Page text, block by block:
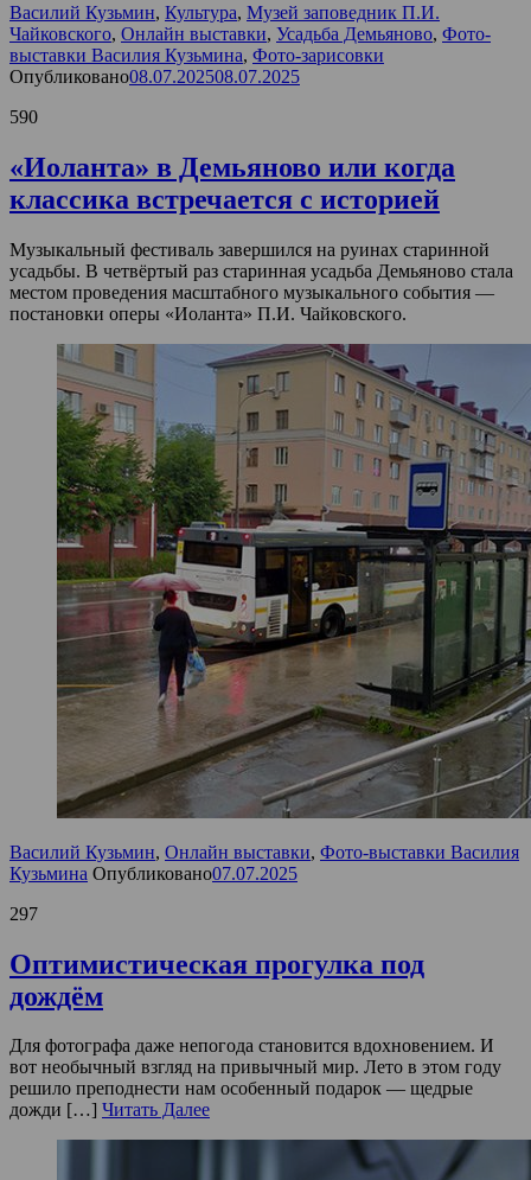
Василий Кузьмин, Культура, Музей заповедник П.И.
Чайковского, Онлайн выставки, Усадьба Демьяново, Фото-
выставки Василия Кузьмина, Фото-зарисовки
Опубликовано08.07.202508.07.2025
590
«Иоланта» в Демьяново или когда
классика встречается с историей
Музыкальный фестиваль завершился на руинах старинной
усадьбы. В четвёртый раз старинная усадьба Демьяново стала
местом проведения масштабного музыкального события —
постановки оперы «Иоланта» П.И. Чайковского.
Василий Кузьмин, Онлайн выставки, Фото-выставки Василия
Кузьмина Опубликовано07.07.2025
297
Оптимистическая прогулка под
дождём
Для фотографа даже непогода становится вдохновением. И
вот необычный взгляд на привычный мир. Лето в этом году
решило преподнести нам особенный подарок — щедрые
дожди […] Читать Далее